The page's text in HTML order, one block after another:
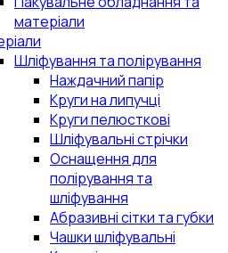
матеріали
Шліфування та полірування
Наждачний папір
Круги на липучці
Круги пелюсткові
Шліфувальні стрічки
Оснащення для
полірування та
шліфування
Абразивні сітки та губки
Чашки шліфувальні